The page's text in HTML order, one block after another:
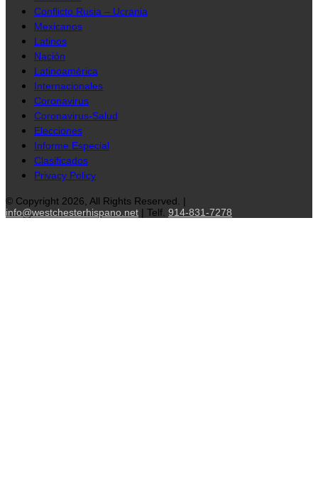
Conflicto Rusia – Ucrania
Mexicanos
Latinos
Nación
Latinoamérica
Internacionales
Coronavirus
Coronavirus-Salud
Elecciones
Informe Especial
Clasificados
Privacy Policy
© Copyright 2026, All Rights Reserved. |
info@westchesterhispano.net | Telf. 914-831-7278